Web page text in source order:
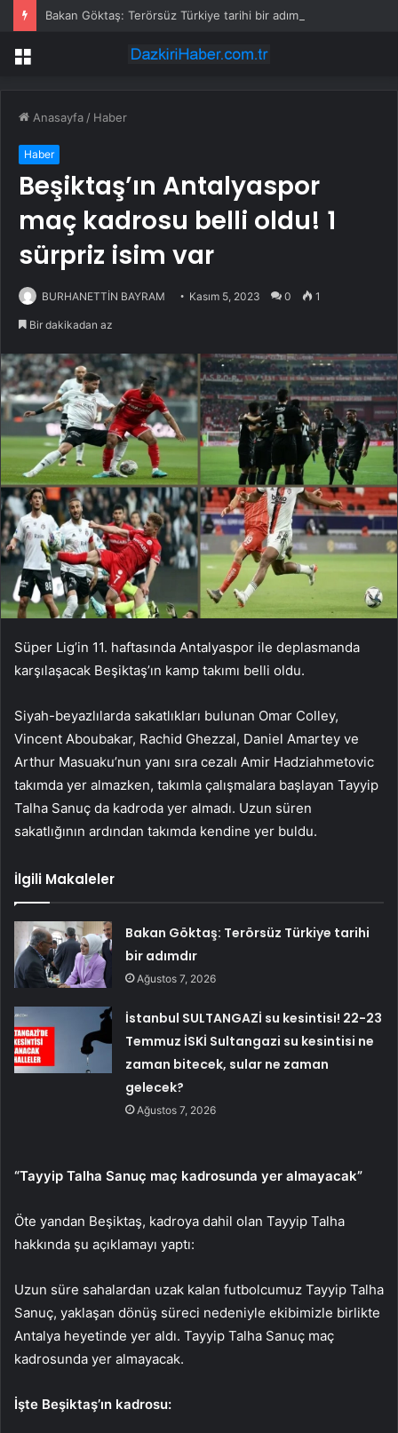
Bakan Göktaş: Terörsüz Türkiye tarihi bir adımdır
Menü
Anasayfa / Haber
Haber
Beşiktaş’ın Antalyaspor
maç kadrosu belli oldu! 1
sürpriz isim var
BURHANETTİN BAYRAM Kasım 5, 2023 0 1
Bir dakikadan az
Süper Lig’in 11. haftasında Antalyaspor ile deplasmanda
karşılaşacak Beşiktaş’ın kamp takımı belli oldu.
Siyah-beyazlılarda sakatlıkları bulunan Omar Colley,
Vincent Aboubakar, Rachid Ghezzal, Daniel Amartey ve
Arthur Masuaku’nun yanı sıra cezalı Amir Hadziahmetovic
takımda yer almazken, takımla çalışmalara başlayan Tayyip
Talha Sanuç da kadroda yer almadı. Uzun süren
sakatlığının ardından takımda kendine yer buldu.
İlgili Makaleler
Bakan Göktaş: Terörsüz Türkiye tarihi
bir adımdır
Ağustos 7, 2026
İstanbul SULTANGAZİ su kesintisi! 22-23
Temmuz İSKİ Sultangazi su kesintisi ne
zaman bitecek, sular ne zaman
gelecek?
Ağustos 7, 2026
“Tayyip Talha Sanuç maç kadrosunda yer almayacak”
Öte yandan Beşiktaş, kadroya dahil olan Tayyip Talha
hakkında şu açıklamayı yaptı:
Uzun süre sahalardan uzak kalan futbolcumuz Tayyip Talha
Sanuç, yaklaşan dönüş süreci nedeniyle ekibimizle birlikte
Antalya heyetinde yer aldı. Tayyip Talha Sanuç maç
kadrosunda yer almayacak.
İşte Beşiktaş’ın kadrosu: